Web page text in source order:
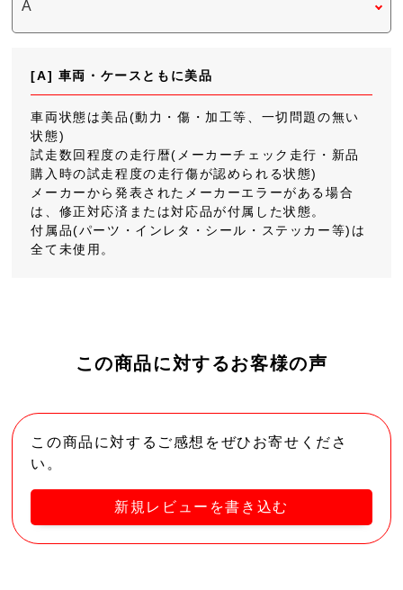
[A] 車両・ケースともに美品
車両状態は美品(動力・傷・加工等、一切問題の無い
状態)
試走数回程度の走行暦(メーカーチェック走行・新品
購入時の試走程度の走行傷が認められる状態)
メーカーから発表されたメーカーエラーがある場合
は、修正対応済または対応品が付属した状態。
付属品(パーツ・インレタ・シール・ステッカー等)は
全て未使用。
この商品に対するお客様の声
この商品に対するご感想をぜひお寄せくださ
い。
新規レビューを書き込む